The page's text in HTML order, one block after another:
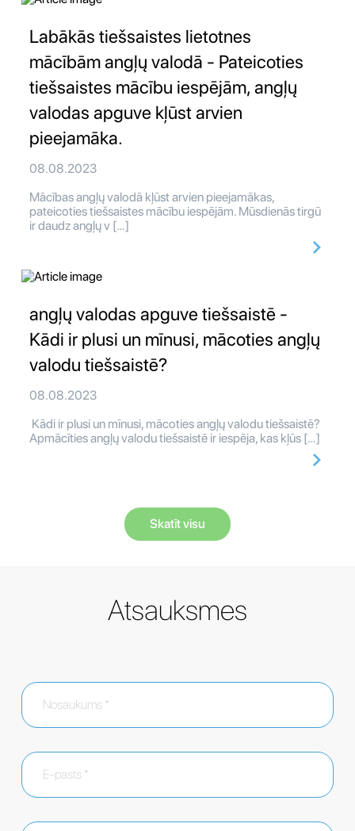
Labākās tiešsaistes lietotnes
mācībām angļų valodā - Pateicoties
tiešsaistes mācību iespējām, angļų
valodas apguve kļūst arvien
pieejamāka.
08.08.2023
Mācības angļų valodā kļūst arvien pieejamākas,
pateicoties tiešsaistes mācību iespējām. Mūsdienās tirgū
ir daudz angļų v […]
angļų valodas apguve tiešsaistē -
Kādi ir plusi un mīnusi, mācoties angļų
valodu tiešsaistē?
08.08.2023
Kādi ir plusi un mīnusi, mācoties angļų valodu tiešsaistē?
Apmācīties angļų valodu tiešsaistē ir iespēja, kas kļūs […]
Skatīt visu
Atsauksmes